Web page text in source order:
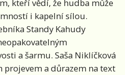
kteří vědí, že hudba může
i kapelní sílou.
Standy Kahudy
a šarmu. Saša Niklíčková
projevem a důrazem na text